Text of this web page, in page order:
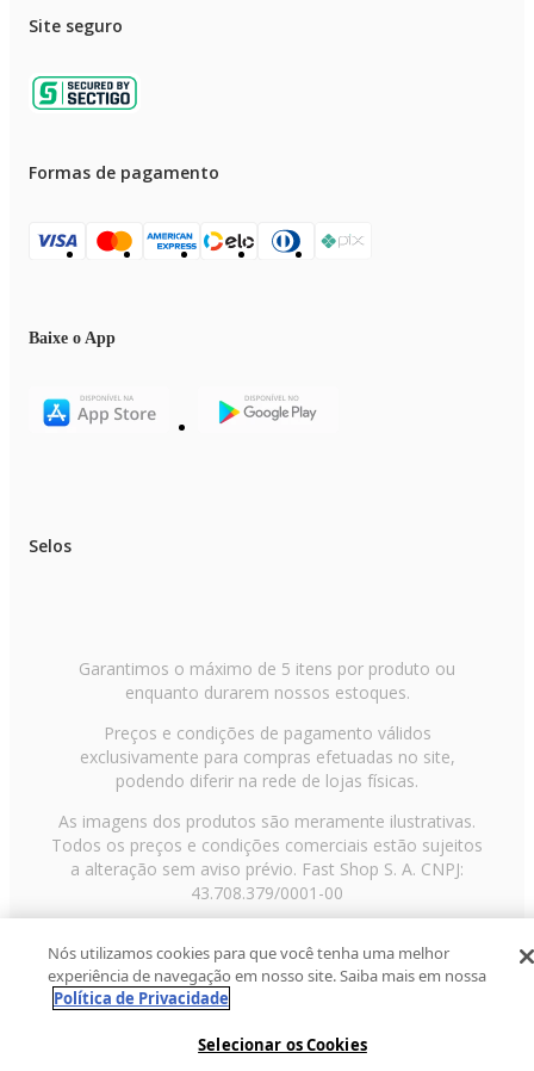
Site seguro
Formas de pagamento
Baixe o App
Selos
Garantimos o máximo de 5 itens por produto ou
enquanto durarem nossos estoques.
Preços e condições de pagamento válidos
exclusivamente para compras efetuadas no site,
podendo diferir na rede de lojas físicas.
As imagens dos produtos são meramente ilustrativas.
Todos os preços e condições comerciais estão sujeitos
a alteração sem aviso prévio. Fast Shop S. A. CNPJ:
43.708.379/0001-00
Paulo/SP, CEP 02029-001, Telefone: 11 3003-3728 ©
2013 Fast Shop - Todos os direitos reservadosRF
Nós utilizamos cookies para que você tenha uma melhor
experiência de navegação em nosso site. Saiba mais em nossa
Política de Privacidade
Selecionar os Cookies